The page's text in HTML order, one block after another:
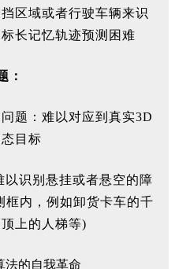
区域或者行驶车辆来识
长记忆轨迹预测困难
：
题：难以对应到真实3D
目标
以识别悬挂或者悬空的障
框内，例如卸货卡车的千
上的人梯等)